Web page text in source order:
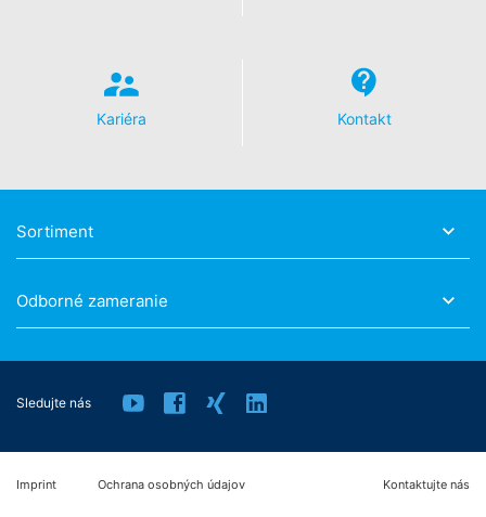
Kariéra Kontakt
Sortiment
Odborné zameranie
Sledujte nás
Imprint Ochrana osobných údajov Kontaktujte nás